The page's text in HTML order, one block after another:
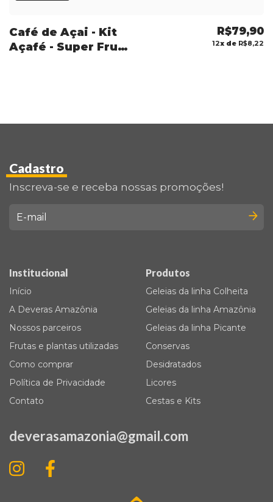
Café de Açai - Kit
Açafé - Super Fruto
R$79,90
12x de R$8,22
Cadastro
Inscreva-se e receba nossas promoções!
Institucional
Início
A Deveras Amazônia
Nossos parceiros
Frutas e plantas utilizadas
Como comprar
Política de Privacidade
Contato
Produtos
Geleias da linha Colheita
Geleias da linha Amazônia
Geleias da linha Picante
Conservas
Desidratados
Licores
Cestas e Kits
deverasamazonia@gmail.com